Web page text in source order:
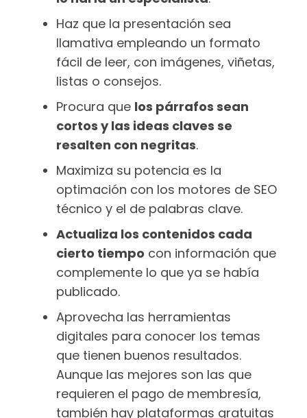
Haz que la presentación sea
llamativa empleando un formato
fácil de leer, con imágenes, viñetas,
listas o consejos.
Procura que los párrafos sean
cortos y las ideas claves se
resalten con negritas.
Maximiza su potencia es la
optimación con los motores de SEO
técnico y el de palabras clave.
Actualiza los contenidos cada
cierto tiempo con información que
complemente lo que ya se había
publicado.
Aprovecha las herramientas
digitales para conocer los temas
que tienen buenos resultados.
Aunque las mejores son las que
requieren el pago de membresía,
también hay plataformas gratuitas